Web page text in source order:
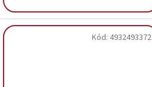
vyplnené označenie priemeru a...
Kód: 4932493372